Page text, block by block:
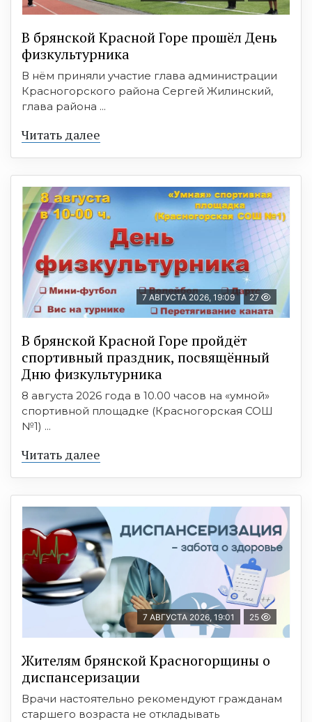
В брянской Красной Горе прошёл День
физкультурника
В нём приняли участие глава администрации
Красногорского района Сергей Жилинский,
глава района ...
Читать далее
7 АВГУСТА 2026, 19:09 27
В брянской Красной Горе пройдёт
спортивный праздник, посвящённый
Дню физкультурника
8 августа 2026 года в 10.00 часов на «умной»
спортивной площадке (Красногорская СОШ
№1) ...
Читать далее
7 АВГУСТА 2026, 19:01 25
Жителям брянской Красногорщины о
диспансеризации
Врачи настоятельно рекомендуют гражданам
старшего возраста не откладывать